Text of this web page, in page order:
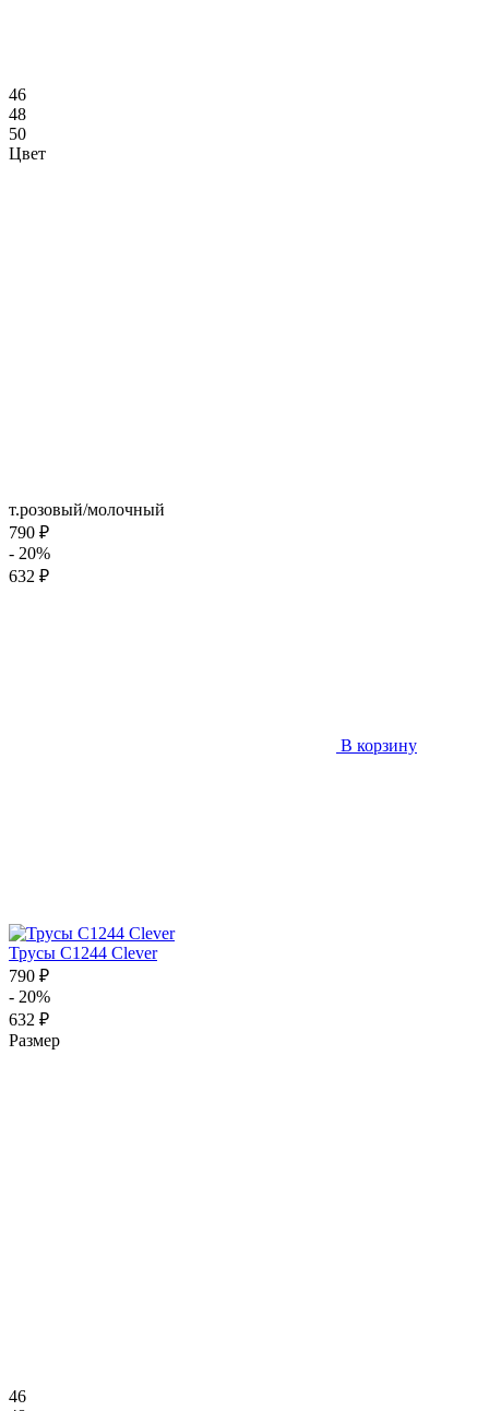
46
48
50
Цвет
т.розовый/молочный
790 ₽
- 20%
632 ₽
В корзину
Трусы C1244 Clever
790 ₽
- 20%
632 ₽
Размер
46